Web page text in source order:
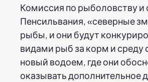
Комиссия по рыболовству и
Пенсильвания, «северные
рыбы, и они будут
видами рыб за корм и
новый водоем, где они
оказывать дополнительное